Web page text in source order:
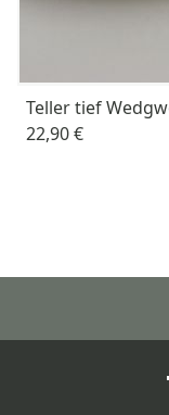
Teller tief
22,90 €